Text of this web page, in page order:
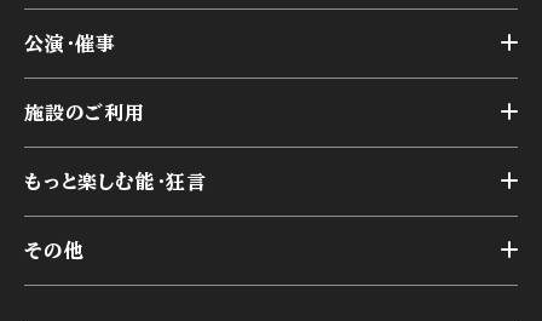
横浜能楽堂が取り組んだ事業
能舞台の歴史と特徴
様々なお客様に向けて
本舞台座席
交通アクセス
公演・催事
アーカイブ
施設のご利用
第二舞台
研修室
もっと楽しむ能・狂言
その他